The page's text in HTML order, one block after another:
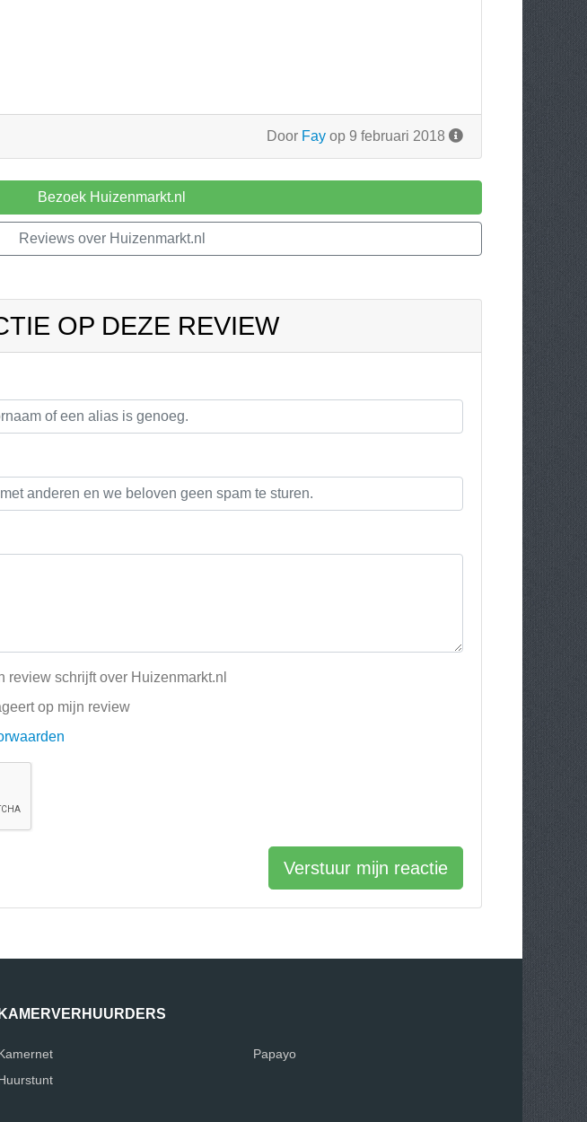
Door Fay op 9 februari 2018
Bezoek Huizenmarkt.nl
Reviews over Huizenmarkt.nl
OP DEZE REVIEW
schrijft over Huizenmarkt.nl
op mijn review
Verstuur mijn reactie
KAMERVERHUURDERS
Papayo